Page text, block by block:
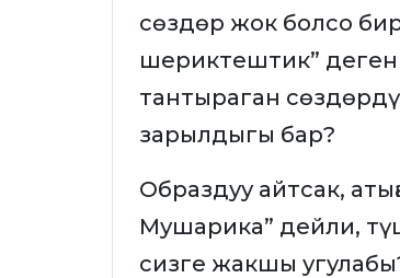
сөздөр жок болсо
шериктештик”
тантыраган
зарылдыгы бар?
Образдуу айтсак,
Мушарика” дейли,
сизге жакшы